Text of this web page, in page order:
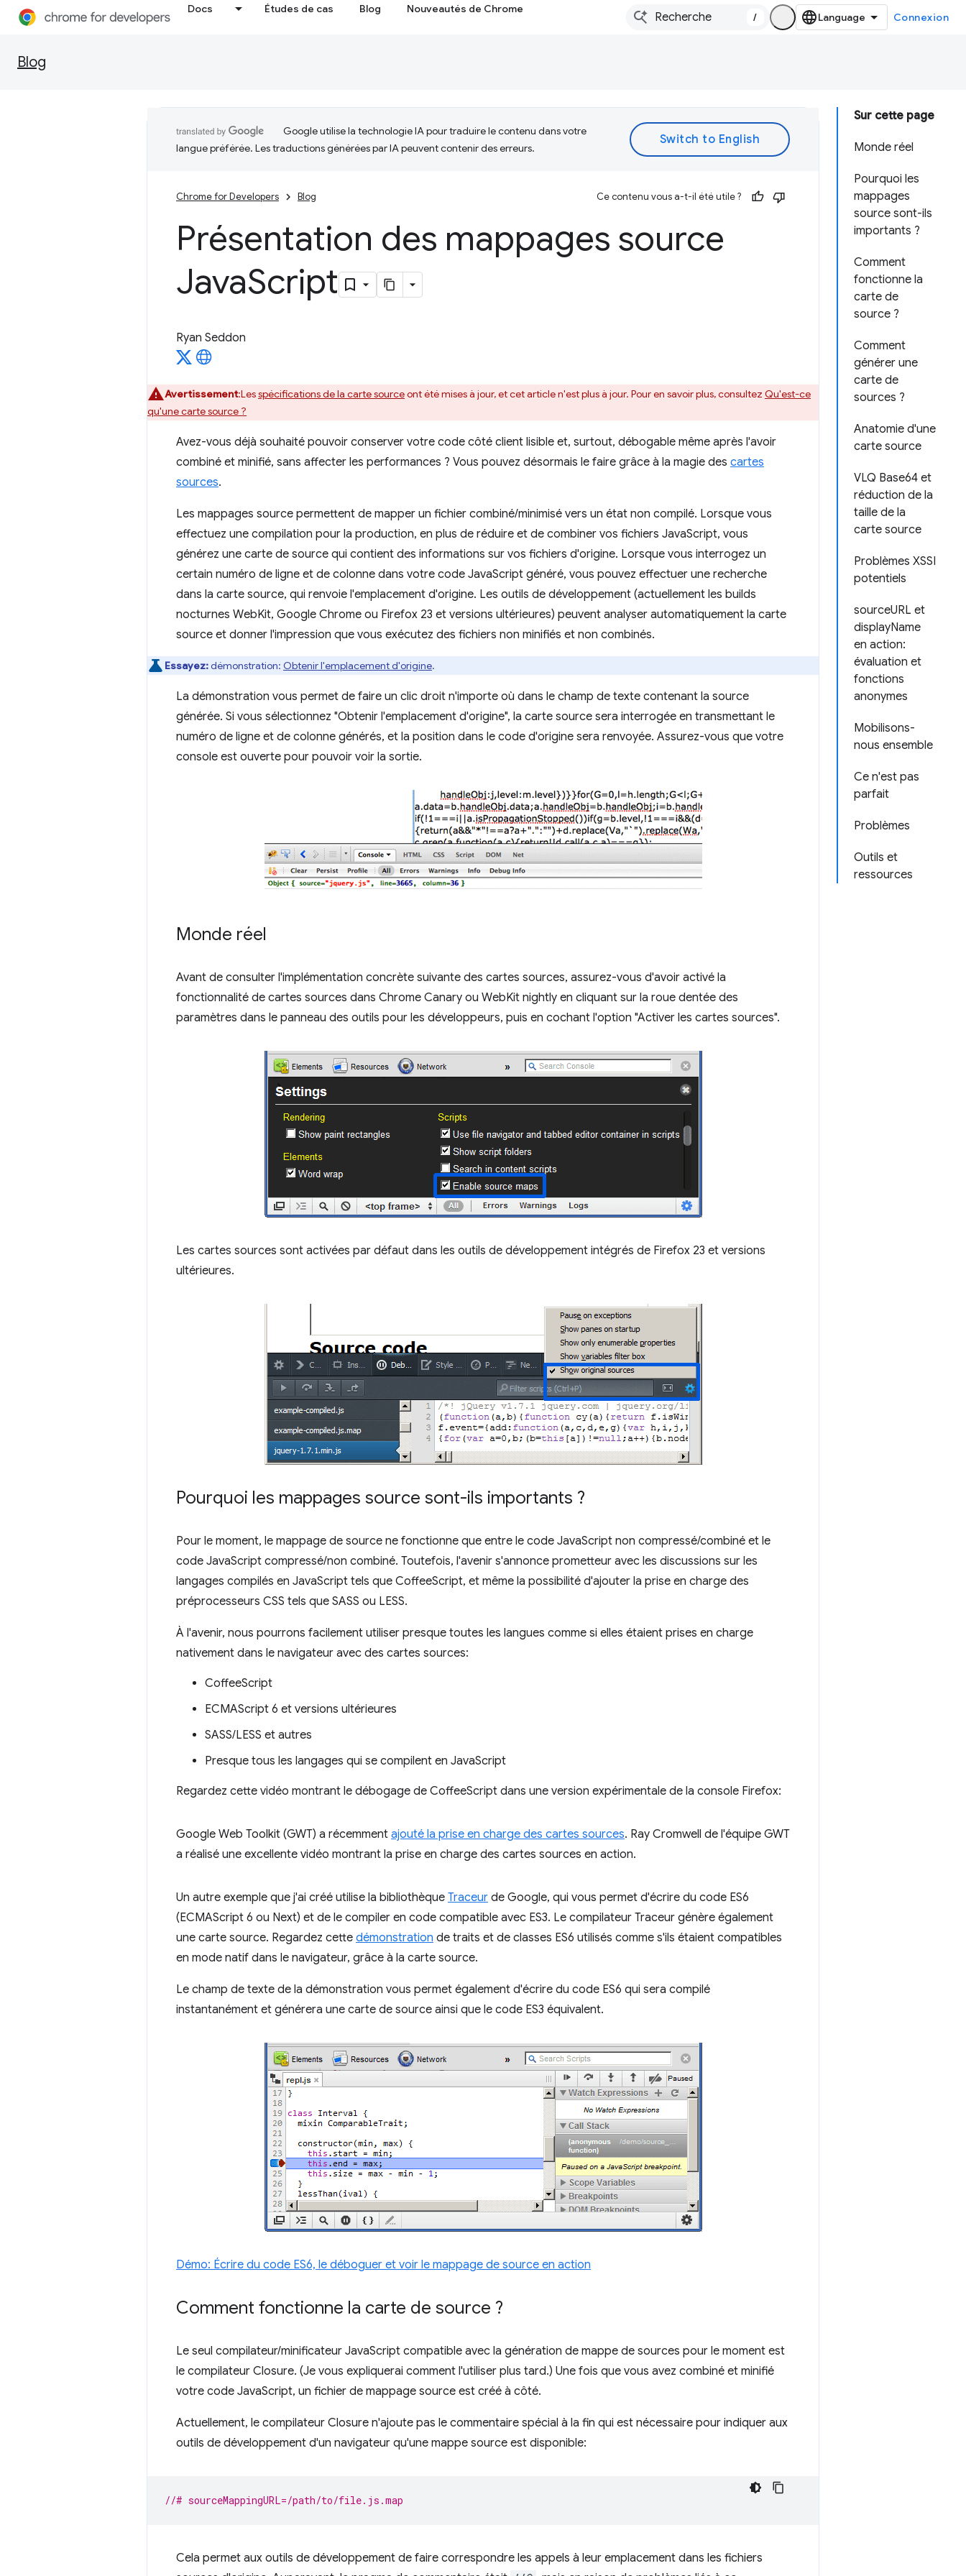
Docs Études de cas Blog Nouveautés de Chrome
/ Connexion
Blog
Sur cette page
Monde réel
Pourquoi les
mappages
source sont-ils
importants ?
Comment
fonctionne la
carte de
source ?
Comment
générer une
carte de
sources ?
Anatomie d'une
carte source
VLQ Base64 et
réduction de la
taille de la
carte source
Problèmes XSSI
potentiels
sourceURL et
displayName
en action:
évaluation et
fonctions
anonymes
Mobilisons-
nous ensemble
Ce n'est pas
parfait
Problèmes
Outils et
ressources
Google utilise la technologie IA pour traduire le contenu dans votre
langue préférée. Les traductions générées par IA peuvent contenir des erreurs.
Chrome for Developers Blog Ce contenu vous a-t-il été utile ?
Présentation des mappages source
JavaScript
Ryan Seddon
Avertissement:Lesspécifications de la carte sourceont été mises à jour, et cet article n'est plus à jour. Pour en savoir plus, consultez Qu'est-ce
qu'une carte source ?
Avez-vous déjà souhaité pouvoir conserver votre code côté client lisible et, surtout, débogable même après l'avoir
combiné et minifié, sans affecter les performances ? Vous pouvez désormais le faire grâce à la magie des cartes
sources.
Les mappages source permettent de mapper un fichier combiné/minimisé vers un état non compilé. Lorsque vous
effectuez une compilation pour la production, en plus de réduire et de combiner vos fichiers JavaScript, vous
générez une carte de source qui contient des informations sur vos fichiers d'origine. Lorsque vous interrogez un
certain numéro de ligne et de colonne dans votre code JavaScript généré, vous pouvez effectuer une recherche
dans la carte source, qui renvoie l'emplacement d'origine. Les outils de développement (actuellement les builds
nocturnes WebKit, Google Chrome ou Firefox 23 et versions ultérieures) peuvent analyser automatiquement la carte
source et donner l'impression que vous exécutez des fichiers non minifiés et non combinés.
Essayez:démonstration: Obtenir l'emplacement d'origine.
La démonstration vous permet de faire un clic droit n'importe où dans le champ de texte contenant la source
générée. Si vous sélectionnez "Obtenir l'emplacement d'origine", la carte source sera interrogée en transmettant le
numéro de ligne et de colonne générés, et la position dans le code d'origine sera renvoyée. Assurez-vous que votre
console est ouverte pour pouvoir voir la sortie.
Monde réel
Avant de consulter l'implémentation concrète suivante des cartes sources, assurez-vous d'avoir activé la
fonctionnalité de cartes sources dans Chrome Canary ou WebKit nightly en cliquant sur la roue dentée des
paramètres dans le panneau des outils pour les développeurs, puis en cochant l'option "Activer les cartes sources".
Les cartes sources sont activées par défaut dans les outils de développement intégrés de Firefox 23 et versions
ultérieures.
Pourquoi les mappages source sont-ils importants ?
Pour le moment, le mappage de source ne fonctionne que entre le code JavaScript non compressé/combiné et le
code JavaScript compressé/non combiné. Toutefois, l'avenir s'annonce prometteur avec les discussions sur les
langages compilés en JavaScript tels que CoffeeScript, et même la possibilité d'ajouter la prise en charge des
préprocesseurs CSS tels que SASS ou LESS.
À l'avenir, nous pourrons facilement utiliser presque toutes les langues comme si elles étaient prises en charge
nativement dans le navigateur avec des cartes sources:
CoffeeScript
ECMAScript 6 et versions ultérieures
SASS/LESS et autres
Presque tous les langages qui se compilent en JavaScript
Regardez cette vidéo montrant le débogage de CoffeeScript dans une version expérimentale de la console Firefox:
Google Web Toolkit (GWT) a récemment ajouté la prise en charge des cartes sources. Ray Cromwell de l'équipe GWT
a réalisé une excellente vidéo montrant la prise en charge des cartes sources en action.
Un autre exemple que j'ai créé utilise la bibliothèque Traceur de Google, qui vous permet d'écrire du code ES6
(ECMAScript 6 ou Next) et de le compiler en code compatible avec ES3. Le compilateur Traceur génère également
une carte source. Regardez cette démonstration de traits et de classes ES6 utilisés comme s'ils étaient compatibles
en mode natif dans le navigateur, grâce à la carte source.
Le champ de texte de la démonstration vous permet également d'écrire du code ES6 qui sera compilé
instantanément et générera une carte de source ainsi que le code ES3 équivalent.
Démo: Écrire du code ES6, le déboguer et voir le mappage de source en action
Comment fonctionne la carte de source ?
Le seul compilateur/minificateur JavaScript compatible avec la génération de mappe de sources pour le moment est
le compilateur Closure. (Je vous expliquerai comment l'utiliser plus tard.) Une fois que vous avez combiné et minifié
votre code JavaScript, un fichier de mappage source est créé à côté.
Actuellement, le compilateur Closure n'ajoute pas le commentaire spécial à la fin qui est nécessaire pour indiquer aux
outils de développement d'un navigateur qu'une mappe source est disponible:
//# sourceMappingURL=/path/to/file.js.map
Cela permet aux outils de développement de faire correspondre les appels à leur emplacement dans les fichiers